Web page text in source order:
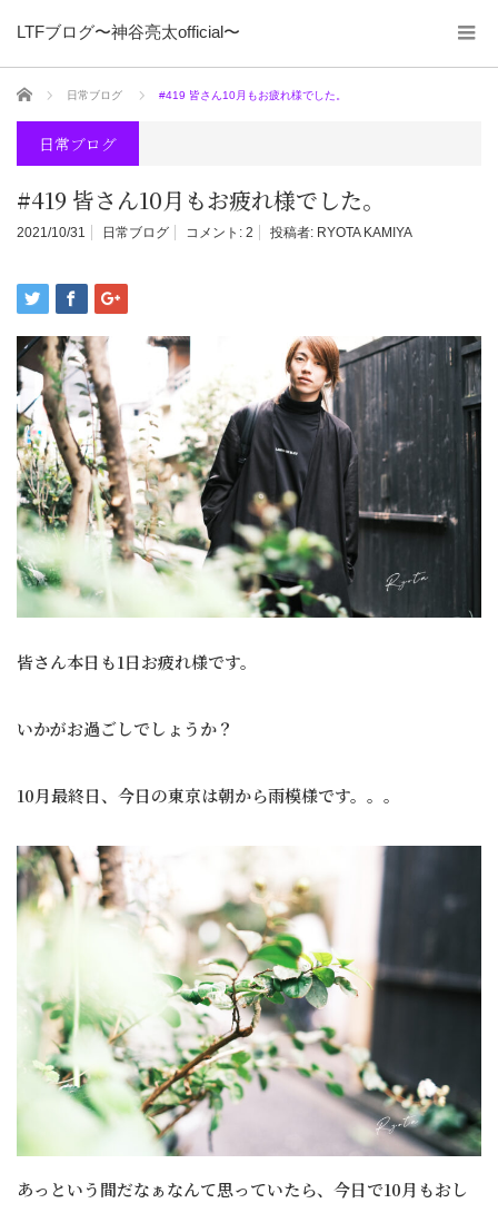
LTFブログ〜神谷亮太official〜
ホーム 日常ブログ #419 皆さん10月もお疲れ様でした。
日常ブログ
#419 皆さん10月もお疲れ様でした。
2021/10/31 日常ブログ コメント: 2 投稿者: RYOTA KAMIYA
皆さん本日も1日お疲れ様です。
いかがお過ごしでしょうか？
10月最終日、今日の東京は朝から雨模様です。。。
あっという間だなぁなんて思っていたら、今日で10月もおし